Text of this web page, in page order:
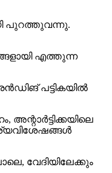
പുറത്തുവന്നു.
എത്തുന്ന
പട്ടികയില്‍
വേദിയിലേക്കും